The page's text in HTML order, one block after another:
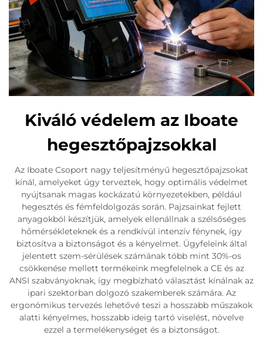
Kiváló védelem az Iboate
hegesztőpajzsokkal
Az Iboate Csoport nagy teljesítményű hegesztőpajzsokat
kínál, amelyeket úgy terveztek, hogy optimális védelmet
nyújtsanak magas kockázatú környezetekben, például
hegesztés és fémfeldolgozás során. Pajzsainkat fejlett
anyagokból készítjük, amelyek ellenállnak a szélsőséges
hőmérsékleteknek és a rendkívül intenzív fénynek, így
biztosítva a biztonságot és a kényelmet. Ügyfeleink által
jelentett szem-sérülések számának több mint 30%-os
csökkenése mellett termékeink megfelelnek a CE és az
ANSI szabványoknak, így megbízható választást kínálnak az
ipari szektorban dolgozó szakemberek számára. Az
ergonómikus tervezés lehetővé teszi a hosszabb műszakok
alatti kényelmes, hosszabb ideig tartó viselést, növelve
ezzel a termelékenységet és a biztonságot.